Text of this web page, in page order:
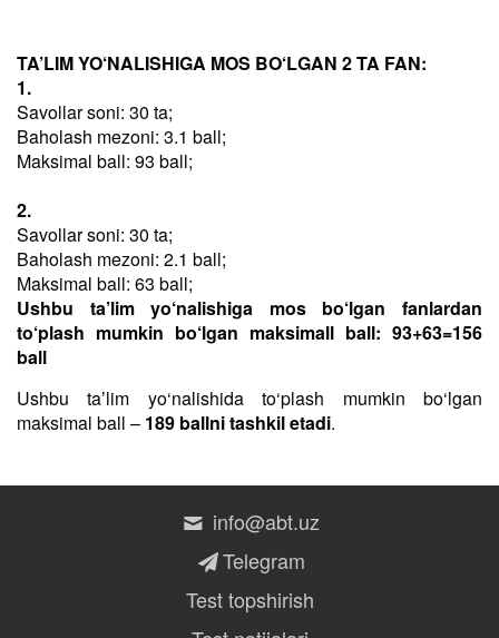
TA’LIM YO‘NALISHIGA MOS BO‘LGAN 2 TA FAN:
1.
Savollar soni: 30 ta;
Baholash mezoni: 3.1 ball;
Maksimal ball: 93 ball;
2.
Savollar soni: 30 ta;
Baholash mezoni: 2.1 ball;
Maksimal ball: 63 ball;
Ushbu ta’lim yo‘nalishiga mos bo‘lgan fanlardan
to‘plash mumkin bo‘lgan maksimall ball: 93+63=156
ball
Ushbu taʼlim yo‘nalishida to‘plash mumkin bo‘lgan
maksimal ball – 189 ballni tashkil etadi.
info@abt.uz
Telegram
Test topshirish